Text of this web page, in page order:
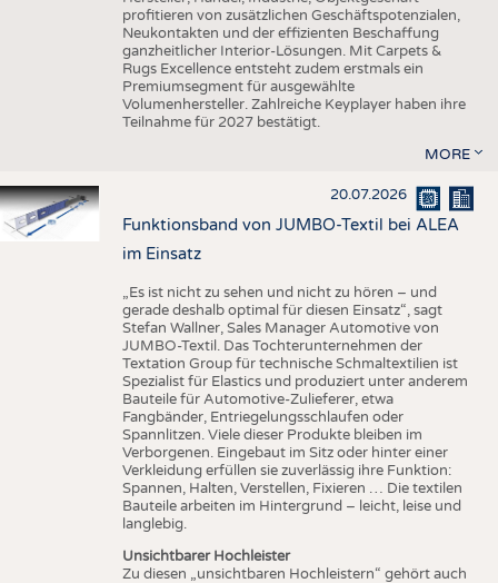
profitieren von zusätzlichen Geschäftspotenzialen,
Neukontakten und der effizienten Beschaffung
ganzheitlicher Interior-Lösungen. Mit Carpets &
Rugs Excellence entsteht zudem erstmals ein
Premiumsegment für ausgewählte
Volumenhersteller. Zahlreiche Keyplayer haben ihre
Teilnahme für 2027 bestätigt.
MORE
20.07.2026
Funktionsband von JUMBO-Textil bei ALEA
im Einsatz
„Es ist nicht zu sehen und nicht zu hören – und
gerade deshalb optimal für diesen Einsatz“, sagt
Stefan Wallner, Sales Manager Automotive von
JUMBO-Textil. Das Tochterunternehmen der
Textation Group für technische Schmaltextilien ist
Spezialist für Elastics und produziert unter anderem
Bauteile für Automotive-Zulieferer, etwa
Fangbänder, Entriegelungsschlaufen oder
Spannlitzen. Viele dieser Produkte bleiben im
Verborgenen. Eingebaut im Sitz oder hinter einer
Verkleidung erfüllen sie zuverlässig ihre Funktion:
Spannen, Halten, Verstellen, Fixieren … Die textilen
Bauteile arbeiten im Hintergrund – leicht, leise und
langlebig.
Unsichtbarer Hochleister
Zu diesen „unsichtbaren Hochleistern“ gehört auch